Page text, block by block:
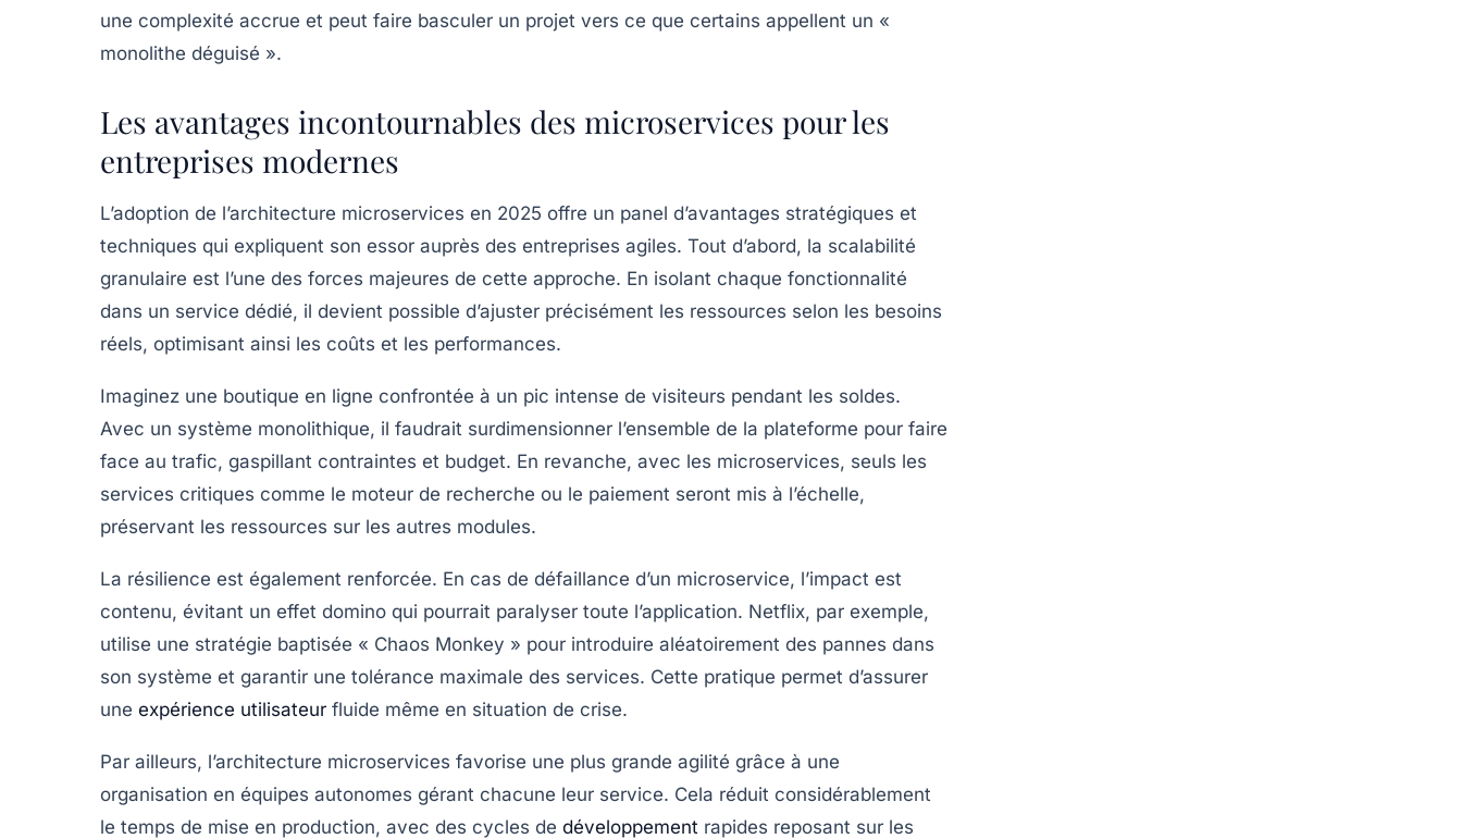
une complexité accrue et peut faire basculer un projet vers ce que certains appellent un «
monolithe déguisé ».
Les avantages incontournables des microservices pour les
entreprises modernes
L’adoption de l’architecture microservices en 2025 offre un panel d’avantages stratégiques et
techniques qui expliquent son essor auprès des entreprises agiles. Tout d’abord, la scalabilité
granulaire est l’une des forces majeures de cette approche. En isolant chaque fonctionnalité
dans un service dédié, il devient possible d’ajuster précisément les ressources selon les besoins
réels, optimisant ainsi les coûts et les performances.
Imaginez une boutique en ligne confrontée à un pic intense de visiteurs pendant les soldes.
Avec un système monolithique, il faudrait surdimensionner l’ensemble de la plateforme pour faire
face au trafic, gaspillant contraintes et budget. En revanche, avec les microservices, seuls les
services critiques comme le moteur de recherche ou le paiement seront mis à l’échelle,
préservant les ressources sur les autres modules.
La résilience est également renforcée. En cas de défaillance d’un microservice, l’impact est
contenu, évitant un effet domino qui pourrait paralyser toute l’application. Netflix, par exemple,
utilise une stratégie baptisée « Chaos Monkey » pour introduire aléatoirement des pannes dans
son système et garantir une tolérance maximale des services. Cette pratique permet d’assurer
une expérience utilisateur fluide même en situation de crise.
Par ailleurs, l’architecture microservices favorise une plus grande agilité grâce à une
organisation en équipes autonomes gérant chacune leur service. Cela réduit considérablement
le temps de mise en production, avec des cycles de développement rapides reposant sur les